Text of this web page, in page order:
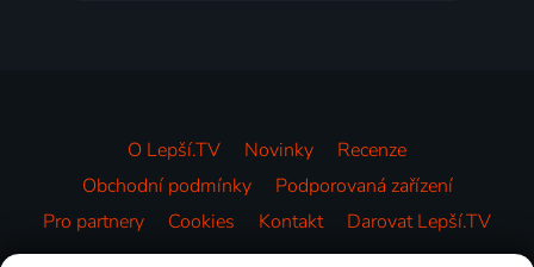
O Lepší.TV Novinky
Recenze
Obchodní podmínky
Podporovaná zařízení
Pro partnery
Cookies Kontakt Darovat Lepší.TV